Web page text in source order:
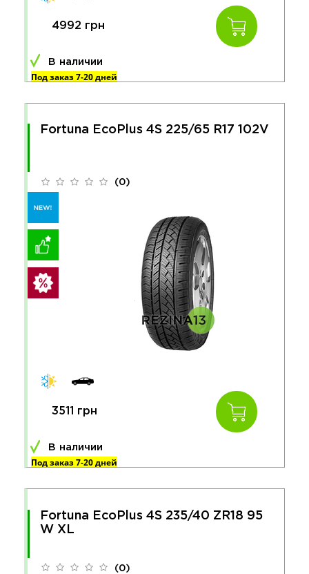
4992 грн
В наличии
Под заказ 7-20 дней
Fortuna EcoPlus 4S 225/65 R17 102V
(0)
3511 грн
В наличии
Под заказ 7-20 дней
Fortuna EcoPlus 4S 235/40 ZR18 95
W XL
(0)